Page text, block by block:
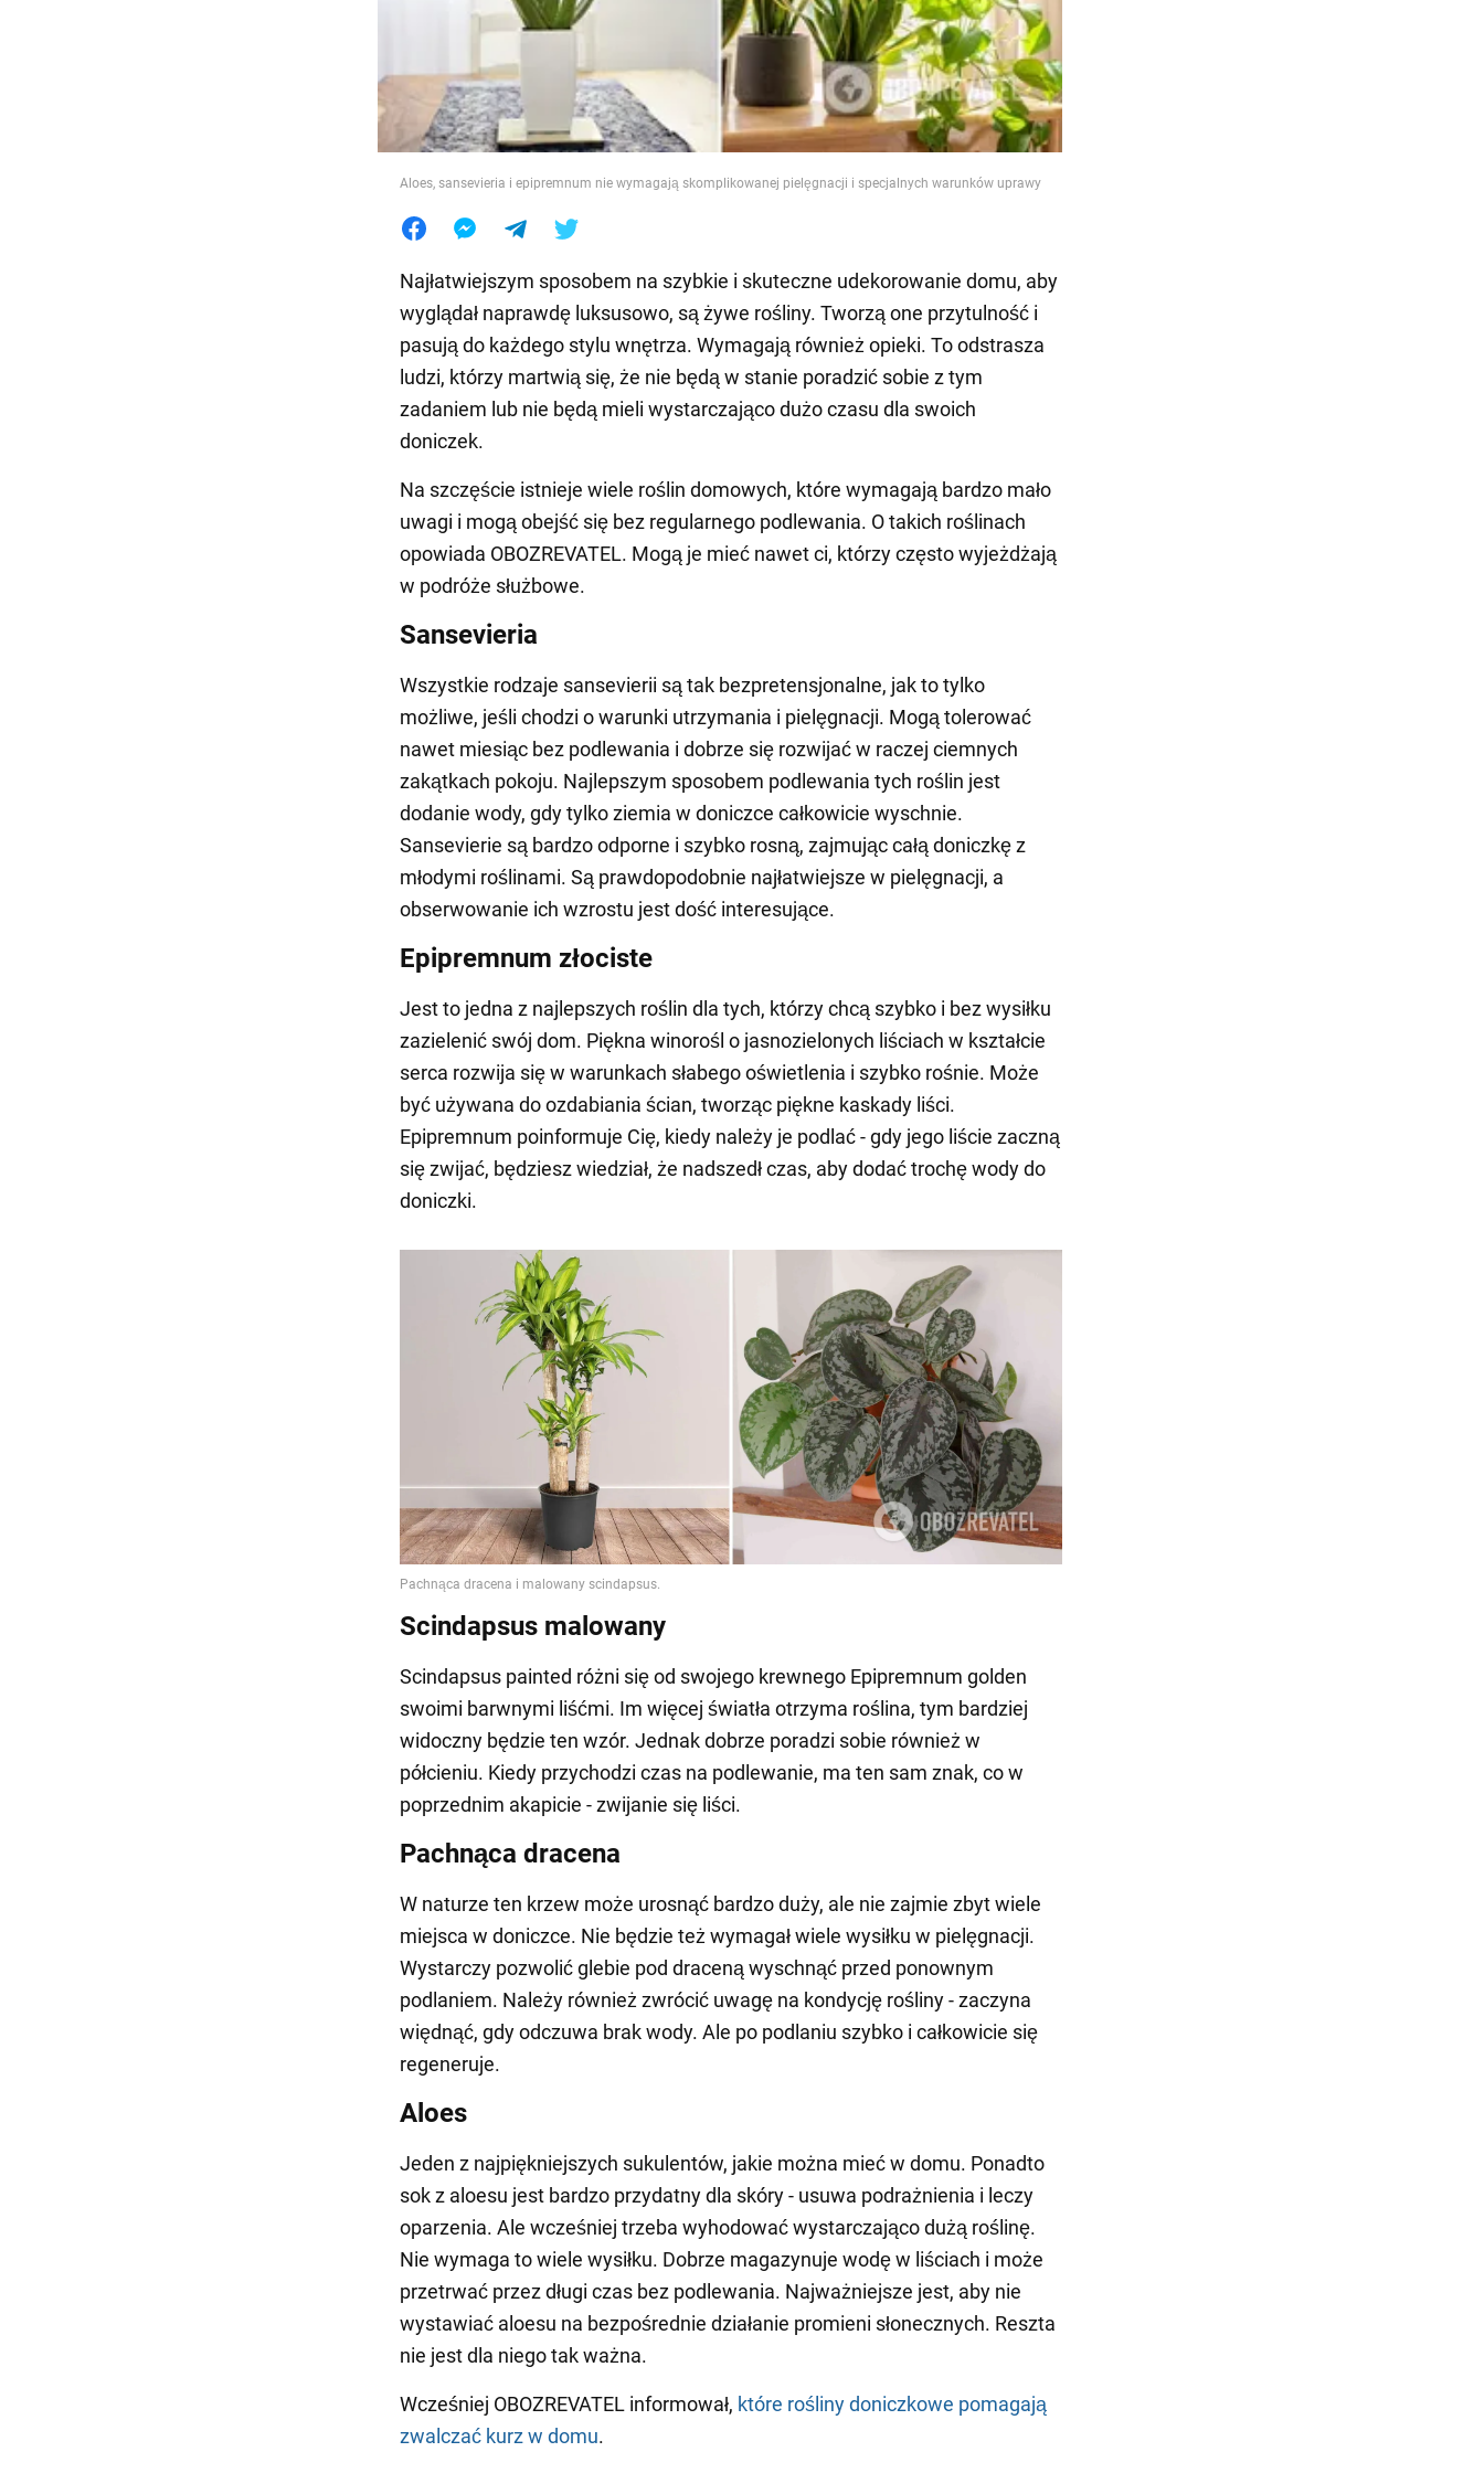
Jedzenie
Aloes, sansevieria i epipremnum nie wymagają skomplikowanej pielęgnacji i specjalnych warunków uprawy
Najłatwiejszym sposobem na szybkie i skuteczne udekorowanie domu, aby
wyglądał naprawdę luksusowo, są żywe rośliny. Tworzą one przytulność i
pasują do każdego stylu wnętrza. Wymagają również opieki. To odstrasza
ludzi, którzy martwią się, że nie będą w stanie poradzić sobie z tym
zadaniem lub nie będą mieli wystarczająco dużo czasu dla swoich
doniczek.
Na szczęście istnieje wiele roślin domowych, które wymagają bardzo mało
uwagi i mogą obejść się bez regularnego podlewania. O takich roślinach
opowiada OBOZREVATEL. Mogą je mieć nawet ci, którzy często wyjeżdżają
w podróże służbowe.
Sansevieria
Wszystkie rodzaje sansevierii są tak bezpretensjonalne, jak to tylko
możliwe, jeśli chodzi o warunki utrzymania i pielęgnacji. Mogą tolerować
nawet miesiąc bez podlewania i dobrze się rozwijać w raczej ciemnych
zakątkach pokoju. Najlepszym sposobem podlewania tych roślin jest
dodanie wody, gdy tylko ziemia w doniczce całkowicie wyschnie.
Sansevierie są bardzo odporne i szybko rosną, zajmując całą doniczkę z
młodymi roślinami. Są prawdopodobnie najłatwiejsze w pielęgnacji, a
obserwowanie ich wzrostu jest dość interesujące.
Epipremnum złociste
Jest to jedna z najlepszych roślin dla tych, którzy chcą szybko i bez wysiłku
zazielenić swój dom. Piękna winorośl o jasnozielonych liściach w kształcie
serca rozwija się w warunkach słabego oświetlenia i szybko rośnie. Może
być używana do ozdabiania ścian, tworząc piękne kaskady liści.
Epipremnum poinformuje Cię, kiedy należy je podlać - gdy jego liście zaczną
się zwijać, będziesz wiedział, że nadszedł czas, aby dodać trochę wody do
doniczki.
Scindapsus malowany
Scindapsus painted różni się od swojego krewnego Epipremnum golden
swoimi barwnymi liśćmi. Im więcej światła otrzyma roślina, tym bardziej
widoczny będzie ten wzór. Jednak dobrze poradzi sobie również w
półcieniu. Kiedy przychodzi czas na podlewanie, ma ten sam znak, co w
poprzednim akapicie - zwijanie się liści.
Pachnąca dracena
W naturze ten krzew może urosnąć bardzo duży, ale nie zajmie zbyt wiele
miejsca w doniczce. Nie będzie też wymagał wiele wysiłku w pielęgnacji.
Wystarczy pozwolić glebie pod draceną wyschnąć przed ponownym
podlaniem. Należy również zwrócić uwagę na kondycję rośliny - zaczyna
więdnąć, gdy odczuwa brak wody. Ale po podlaniu szybko i całkowicie się
regeneruje.
Aloes
Jeden z najpiękniejszych sukulentów, jakie można mieć w domu. Ponadto
sok z aloesu jest bardzo przydatny dla skóry - usuwa podrażnienia i leczy
oparzenia. Ale wcześniej trzeba wyhodować wystarczająco dużą roślinę.
Nie wymaga to wiele wysiłku. Dobrze magazynuje wodę w liściach i może
przetrwać przez długi czas bez podlewania. Najważniejsze jest, aby nie
wystawiać aloesu na bezpośrednie działanie promieni słonecznych. Reszta
nie jest dla niego tak ważna.
Wcześniej OBOZREVATEL informował, które rośliny doniczkowe pomagają
zwalczać kurz w domu.